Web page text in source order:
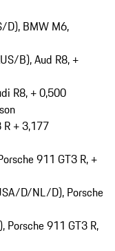
D), BMW M6,
B), Aud R8, +
R8, + 0,500
R + 3,177
911 GT3 R, +
D/NL/D), Porsche
911 GT3 R,